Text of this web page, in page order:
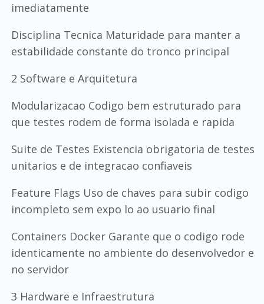
imediatamente
Disciplina Tecnica Maturidade para manter a
estabilidade constante do tronco principal
2 Software e Arquitetura
Modularizacao Codigo bem estruturado para
que testes rodem de forma isolada e rapida
Suite de Testes Existencia obrigatoria de testes
unitarios e de integracao confiaveis
Feature Flags Uso de chaves para subir codigo
incompleto sem expo lo ao usuario final
Containers Docker Garante que o codigo rode
identicamente no ambiente do desenvolvedor e
no servidor
3 Hardware e Infraestrutura